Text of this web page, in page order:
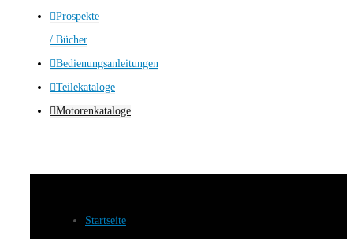
Prospekte
/ Bücher
Bedienungsanleitungen
Teilekataloge
Motorenkataloge
Startseite